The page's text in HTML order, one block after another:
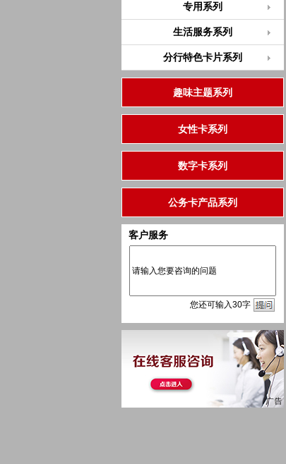
专用系列
生活服务系列
分行特色卡片系列
趣味主题系列
女性卡系列
数字卡系列
公务卡产品系列
客户服务
您还可输入30字